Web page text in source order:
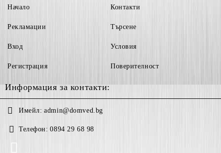
Начало
Рекламации
Вход
Регистрация
Контакти
Търсене
Условия
Поверителност
Информация за контакти:
Имейл: admin@domved.bg
Телефон: 0894 29 68 98